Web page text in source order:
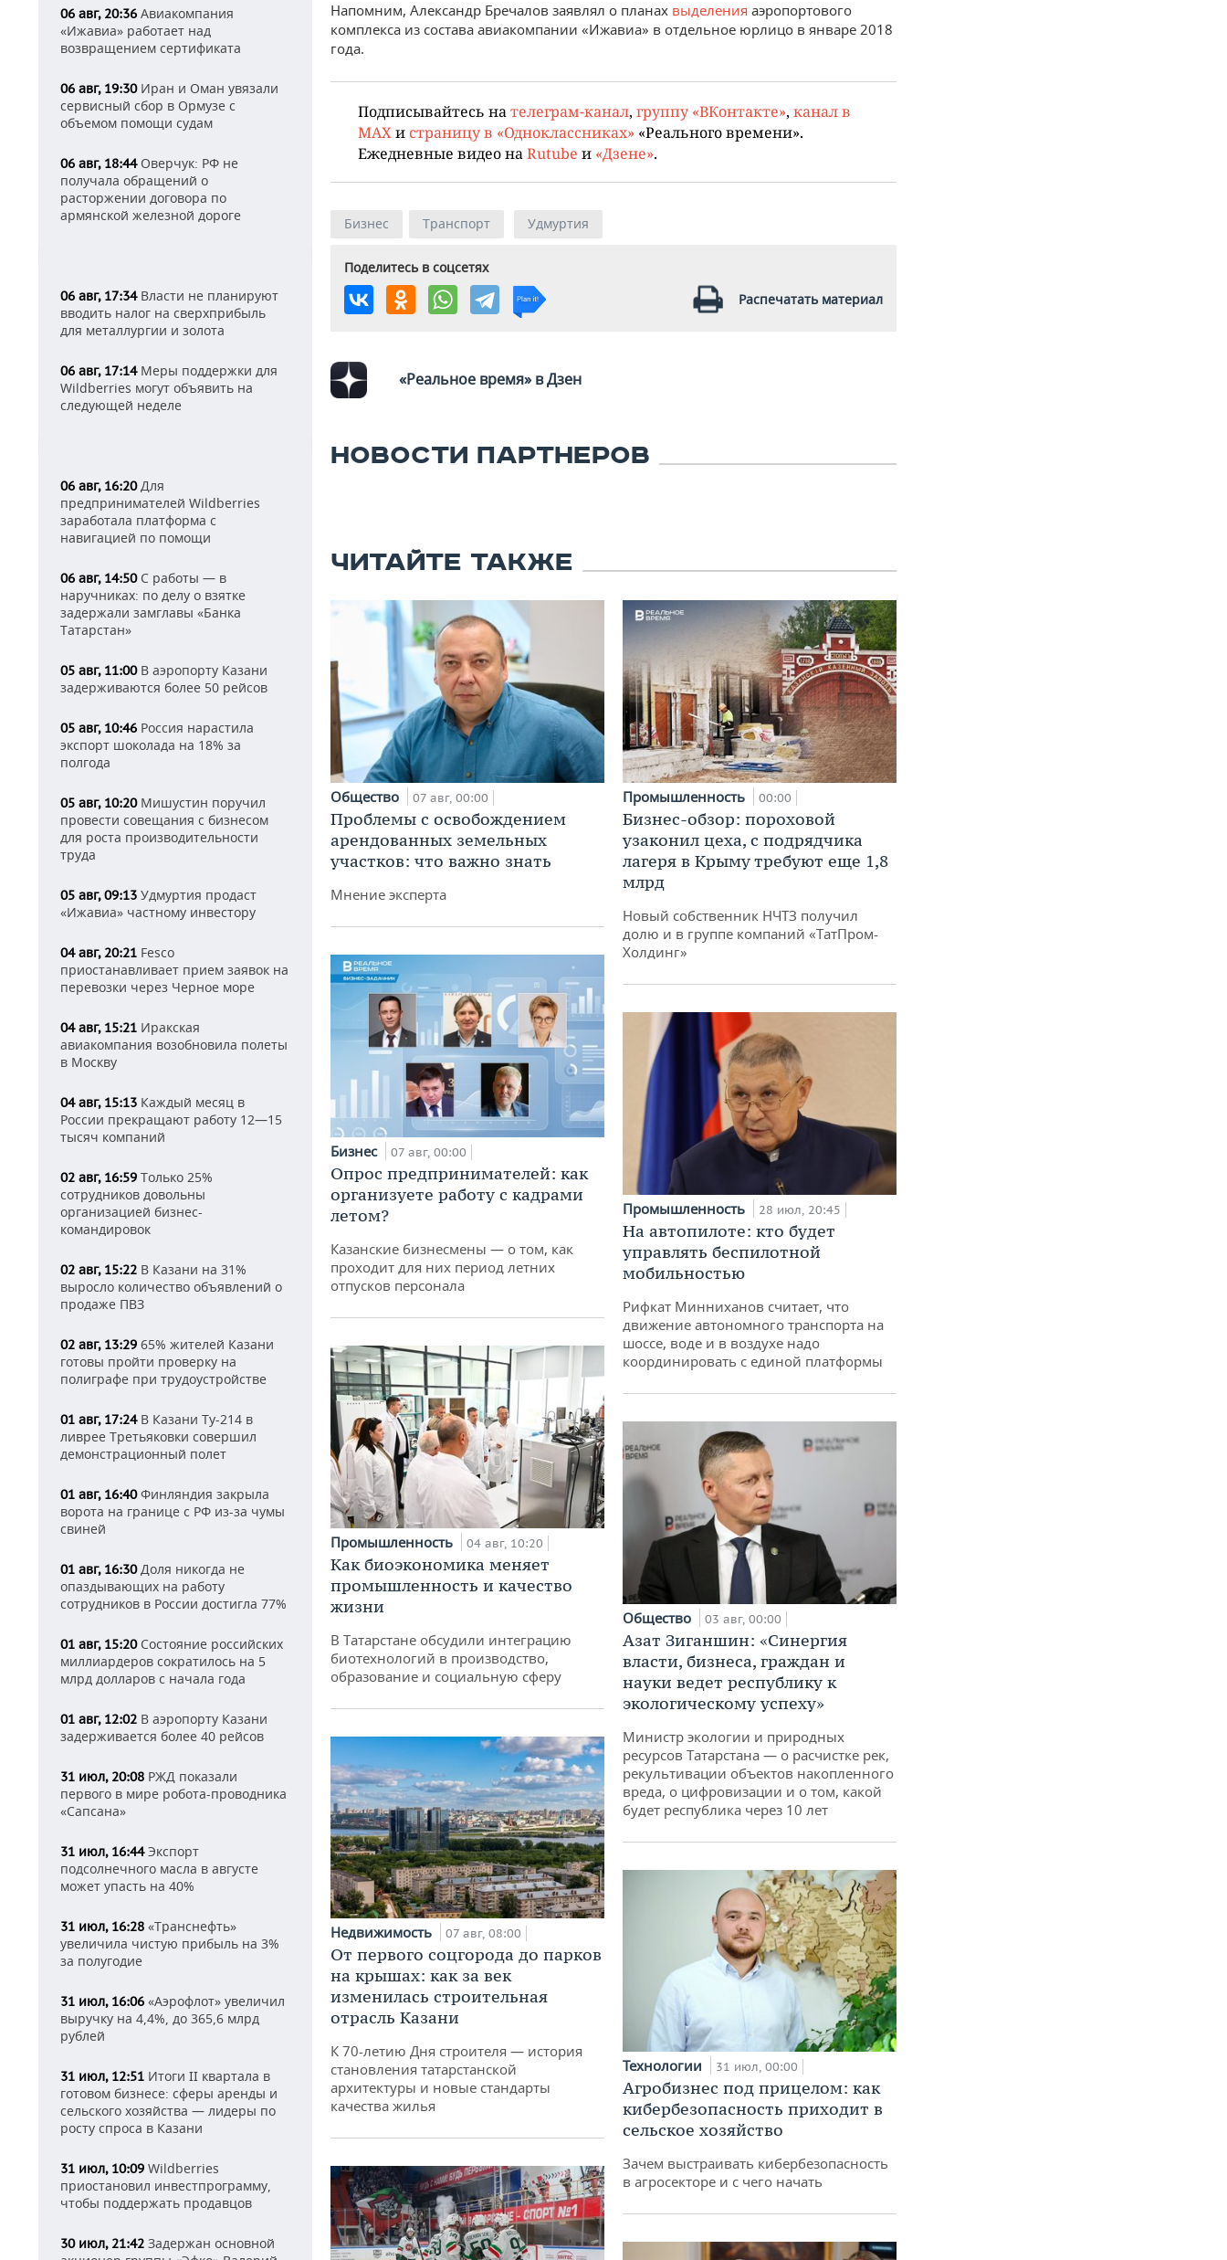
06 авг, 20:36 Авиакомпания
«Ижавиа» работает над
возвращением сертификата
06 авг, 19:30Иран и Оман увязали
сервисный сбор в Ормузе с
объемом помощи судам
06 авг, 18:44Оверчук: РФ не
получала обращений о
расторжении договора по
армянской железной дороге
06 авг, 17:34Власти не планируют
вводить налог на сверхприбыль
для металлургии и золота
06 авг, 17:14Меры поддержки для
Wildberries могут объявить на
следующей неделе
06 авг, 16:20Для
предпринимателей Wildberries
заработала платформа с
навигацией по помощи
06 авг, 14:50С работы — в
наручниках: по делу о взятке
задержали замглавы «Банка
Татарстан»
05 авг, 11:00В аэропорту Казани
задерживаются более 50 рейсов
05 авг, 10:46 Россия нарастила
экспорт шоколада на 18% за
полгода
05 авг, 10:20Мишустин поручил
провести совещания с бизнесом
для роста производительности
труда
05 авг, 09:13 Удмуртия продаст
«Ижавиа» частному инвестору
04 авг, 20:21 Fesco
приостанавливает прием заявок на
перевозки через Черное море
04 авг, 15:21 Иракская
авиакомпания возобновила полеты
в Москву
04 авг, 15:13 Каждый месяц в
России прекращают работу 12—15
тысяч компаний
02 авг, 16:59 Только 25%
сотрудников довольны
организацией бизнес-
командировок
02 авг, 15:22 В Казани на 31%
выросло количество объявлений о
продаже ПВЗ
02 авг, 13:29 65% жителей Казани
готовы пройти проверку на
полиграфе при трудоустройстве
01 авг, 17:24В Казани Ту-214 в
ливрее Третьяковки совершил
демонстрационный полет
01 авг, 16:40Финляндия закрыла
ворота на границе с РФ из-за чумы
свиней
01 авг, 16:30Доля никогда не
опаздывающих на работу
сотрудников в России достигла 77%
01 авг, 15:20Состояние российских
миллиардеров сократилось на 5
млрд долларов с начала года
01 авг, 12:02 В аэропорту Казани
задерживается более 40 рейсов
31 июл, 20:08 РЖД показали
первого в мире робота-проводника
«Сапсана»
31 июл, 16:44Экспорт
подсолнечного масла в августе
может упасть на 40%
31 июл, 16:28 «Транснефть»
увеличила чистую прибыль на 3%
за полугодие
31 июл, 16:06 «Аэрофлот» увеличил
выручку на 4,4%, до 365,6 млрд
рублей
31 июл, 12:51 Итоги II квартала в
готовом бизнесе: сферы аренды и
сельского хозяйства — лидеры по
росту спроса в Казани
31 июл, 10:09 Wildberries
приостановил инвестпрограмму,
чтобы поддержать продавцов
30 июл, 21:42 Задержан основной
Напомним, Александр Бречалов заявлял о планах выделения аэропортового
комплекса из состава авиакомпании «Ижавиа» в отдельное юрлицо в январе 2018
года.
Подписывайтесь нателеграм-канал, группу «ВКонтакте», канал в
MAXи страницу в «Одноклассниках» «Реального времени».
Ежедневные видео наRutube и «Дзене».
Бизнес Транспорт Удмуртия
Поделитесь в соцсетях
Распечатать материал
«Реальное время» в Дзен
НОВОСТИ ПАРТНЕРОВ
ЧИТАЙТЕ ТАКЖЕ
Общество 07 авг, 00:00
Проблемы с освобождением
арендованных земельных
участков: что важно знать
Мнение эксперта
Бизнес 07 авг, 00:00
Опрос предпринимателей: как
организуете работу с кадрами
летом?
Казанские бизнесмены — о том, как
проходит для них период летних
отпусков персонала
Промышленность 04 авг, 10:20
Как биоэкономика меняет
промышленность и качество
жизни
В Татарстане обсудили интеграцию
биотехнологий в производство,
образование и социальную сферу
Недвижимость 07 авг, 08:00
От первого соцгорода до парков
на крышах: как за век
изменилась строительная
отрасль Казани
К 70-летию Дня строителя — история
становления татарстанской
архитектуры и новые стандарты
качества жилья
Промышленность 00:00
Бизнес-обзор: пороховой
узаконил цеха, с подрядчика
лагеря в Крыму требуют еще 1,8
млрд
Новый собственник НЧТЗ получил
долю и в группе компаний «ТатПром-
Холдинг»
Промышленность 28 июл, 20:45
На автопилоте: кто будет
управлять беспилотной
мобильностью
Рифкат Минниханов считает, что
движение автономного транспорта на
шоссе, воде и в воздухе надо
координировать с единой платформы
Общество 03 авг, 00:00
Азат Зиганшин: «Синергия
власти, бизнеса, граждан и
науки ведет республику к
экологическому успеху»
Министр экологии и природных
ресурсов Татарстана — о расчистке рек,
рекультивации объектов накопленного
вреда, о цифровизации и о том, какой
будет республика через 10 лет
Технологии 31 июл, 00:00
Агробизнес под прицелом: как
кибербезопасность приходит в
сельское хозяйство
Зачем выстраивать кибербезопасность
в агросекторе и с чего начать